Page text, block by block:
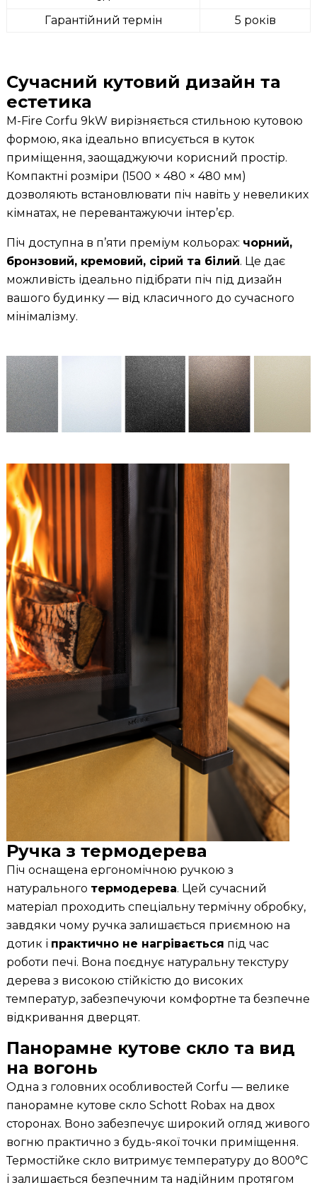
Гарантійний термін
5 років
Сучасний кутовий дизайн та
естетика
M-Fire Corfu 9kW вирізняється стильною кутовою
формою, яка ідеально вписується в куток
приміщення, заощаджуючи корисний простір.
Компактні розміри (1500 × 480 × 480 мм)
дозволяють встановлювати піч навіть у невеликих
кімнатах, не перевантажуючи інтер’єр.
Піч доступна в п’яти преміум кольорах: чорний,
бронзовий, кремовий, сірий та білий. Це дає
можливість ідеально підібрати піч під дизайн
вашого будинку — від класичного до сучасного
мінімалізму.
Ручка з термодерева
Піч оснащена ергономічною ручкою з
натурального термодерева. Цей сучасний
матеріал проходить спеціальну термічну обробку,
завдяки чому ручка залишається приємною на
дотик і практично не нагрівається під час
роботи печі. Вона поєднує натуральну текстуру
дерева з високою стійкістю до високих
температур, забезпечуючи комфортне та безпечне
відкривання дверцят.
Панорамне кутове скло та вид
на вогонь
Одна з головних особливостей Corfu — велике
панорамне кутове скло Schott Robax на двох
сторонах. Воно забезпечує широкий огляд живого
вогню практично з будь-якої точки приміщення.
Термостійке скло витримує температуру до 800°C
і залишається безпечним та надійним протягом